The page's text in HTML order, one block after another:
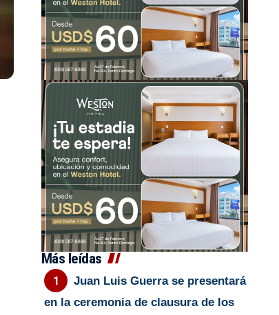
Más leídas
Juan Luis Guerra se presentará
en la ceremonia de clausura de los